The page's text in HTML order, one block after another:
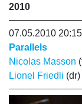
2010
07.05.2010
Parallels
Nicolas Masson
Lionel Friedli (dr)